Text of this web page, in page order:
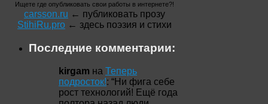
Ищете где опубликовать свои работы в интернете?!
carsson.ru ← публиковать прозу
StihiRu.pro ← здесь поэзия и стихи
Последние комментарии:
kirgam на Теперь
подросток!: “Ни фига себе
рост технологий! Ещё года